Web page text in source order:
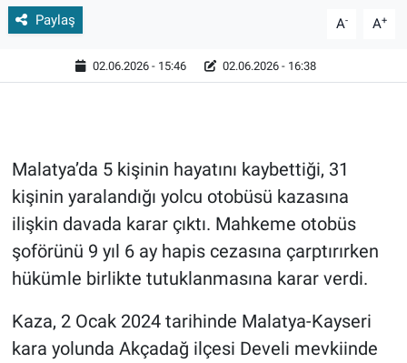
Paylaş A- A+
02.06.2026 - 15:46 02.06.2026 - 16:38
Malatya’da 5 kişinin hayatını kaybettiği, 31
kişinin yaralandığı yolcu otobüsü kazasına
ilişkin davada karar çıktı. Mahkeme otobüs
şoförünü 9 yıl 6 ay hapis cezasına çarptırırken
hükümle birlikte tutuklanmasına karar verdi.
Kaza, 2 Ocak 2024 tarihinde Malatya-Kayseri
kara yolunda Akçadağ ilçesi Develi mevkiinde